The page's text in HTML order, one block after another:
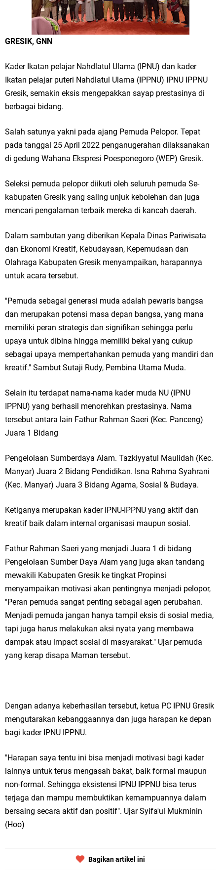
Tumpeng Nasi Krawu Pecahkan Rekor MURI, KWGe Angkat Kuliner
Gresik ke Panggung Dunia
FOZ Jatim, BAZNAS, dan Kemenag Salurkan 22.456 Bingkisan Lebaran
Yatim Serentak di Berbagai Daerah di Jawa Timur
Bupati Gresik Gus Yani Resmikan Kantor Desa Sidoraharjo: Simbol
Optik Merlin Donasikan Rp10,36 Juta, Perkuat Keberlanjutan Program
Ruwatan Malam Satu Suro di Dusun Kedungsekar Lor, Tradisi Luhur
yang Terus Istiqomah
1448 H dengan Doa Kedamaian
Wakil Ketua DPRD Gresik Mujid Riduan Sampaikan Doa dan Harapan di
Selamat Tahun Baru Islam 1 Muharram 1448 H: Pesan Hijrah Drs. H.
Husnul Aqib, M.M. untuk Negeri
PDUF MUI Jatim Gelar Doa Awal Tahun Hijriah, Teguhkan Optimisme
Reses Anggota DPRD Jabar M. Rizky di Desa Cibitung Wetan: Serap
Aspirasi Petani dan Warga
Hari Jadi Pertama PHIGMA: Advokat dan LBH Perkuat Soliditas di
Jakarta
Pemdes Cibanteng Salurkan PMT: Cegah Stunting, Perkuat Gizi Balita
Zakat Produktif Dorong Kemandirian UMKM, LAZISNU Kedamean Bantu
Karang Taruna Gresik Perkuat Ekonomi Lewat Pemanfaatan Gedung C
Nila Yani Apresiasi Launching Komunitas Gowes dan Pasar Ahad
Jajanan Jadul di Ecopark Randuagung
Takmir Masjid KH Robbach Ma’sum Gelar Penyembelihan Hewan
Kurban untuk Ratusan Warga
Ponpes Himmatul Khoiriyah Gelar Penyembelihan Hewan Qurban dari
RT 03 RW 01 Patra Raya Rosewood Cerme Gresik Berbenah dan
Bersolek, Siap Meriahkan HUT Ke 81 RI
Sabtu, 8 Agustus
GRESIK, GNN
Kader Ikatan pelajar Nahdlatul Ulama (IPNU) dan kader
Ikatan pelajar puteri Nahdlatul Ulama (IPPNU) IPNU IPPNU
Gresik, semakin eksis mengepakkan sayap prestasinya di
berbagai bidang.
Salah satunya yakni pada ajang Pemuda Pelopor. Tepat
pada tanggal 25 April 2022 penganugerahan dilaksanakan
di gedung Wahana Ekspresi Poesponegoro (WEP) Gresik.
Seleksi pemuda pelopor diikuti oleh seluruh pemuda Se-
kabupaten Gresik yang saling unjuk kebolehan dan juga
mencari pengalaman terbaik mereka di kancah daerah.
Dalam sambutan yang diberikan Kepala Dinas Pariwisata
dan Ekonomi Kreatif, Kebudayaan, Kepemudaan dan
Olahraga Kabupaten Gresik menyampaikan, harapannya
untuk acara tersebut.
"Pemuda sebagai generasi muda adalah pewaris bangsa
dan merupakan potensi masa depan bangsa, yang mana
memiliki peran strategis dan signifikan sehingga perlu
upaya untuk dibina hingga memiliki bekal yang cukup
sebagai upaya mempertahankan pemuda yang mandiri dan
kreatif." Sambut Sutaji Rudy, Pembina Utama Muda.
Selain itu terdapat nama-nama kader muda NU (IPNU
IPPNU) yang berhasil menorehkan prestasinya. Nama
tersebut antara lain Fathur Rahman Saeri (Kec. Panceng)
Juara 1 Bidang
Pengelolaan Sumberdaya Alam. Tazkiyyatul Maulidah (Kec.
Manyar) Juara 2 Bidang Pendidikan. Isna Rahma Syahrani
(Kec. Manyar) Juara 3 Bidang Agama, Sosial & Budaya.
Ketiganya merupakan kader IPNU-IPPNU yang aktif dan
kreatif baik dalam internal organisasi maupun sosial.
Fathur Rahman Saeri yang menjadi Juara 1 di bidang
Pengelolaan Sumber Daya Alam yang juga akan tandang
mewakili Kabupaten Gresik ke tingkat Propinsi
menyampaikan motivasi akan pentingnya menjadi pelopor,
"Peran pemuda sangat penting sebagai agen perubahan.
Menjadi pemuda jangan hanya tampil eksis di sosial media,
tapi juga harus melakukan aksi nyata yang membawa
dampak atau impact sosial di masyarakat." Ujar pemuda
yang kerap disapa Maman tersebut.
Dengan adanya keberhasilan tersebut, ketua PC IPNU Gresik
mengutarakan kebanggaannya dan juga harapan ke depan
bagi kader IPNU IPPNU.
"Harapan saya tentu ini bisa menjadi motivasi bagi kader
lainnya untuk terus mengasah bakat, baik formal maupun
non-formal. Sehingga eksistensi IPNU IPPNU bisa terus
terjaga dan mampu membuktikan kemampuannya dalam
bersaing secara aktif dan positif". Ujar Syifa'ul Mukminin
(Hoo)
Bagikan artikel ini